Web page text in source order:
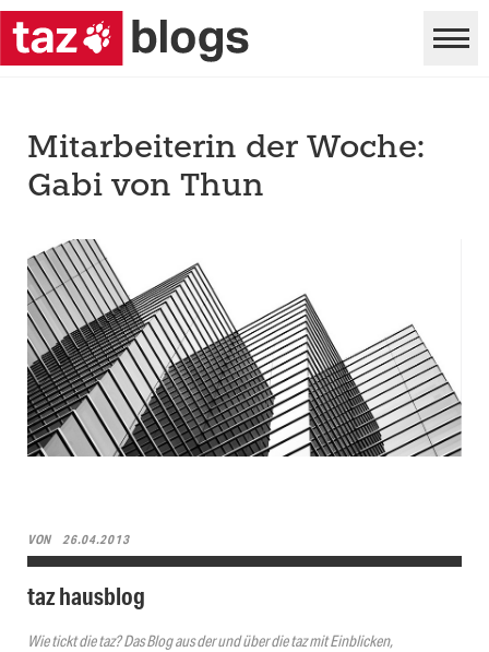
Mitarbeiterin der Woche:
Gabi von Thun
VON 26.04.2013
taz hausblog
Wie tickt die taz? Das Blog aus der und über die taz mit Einblicken,